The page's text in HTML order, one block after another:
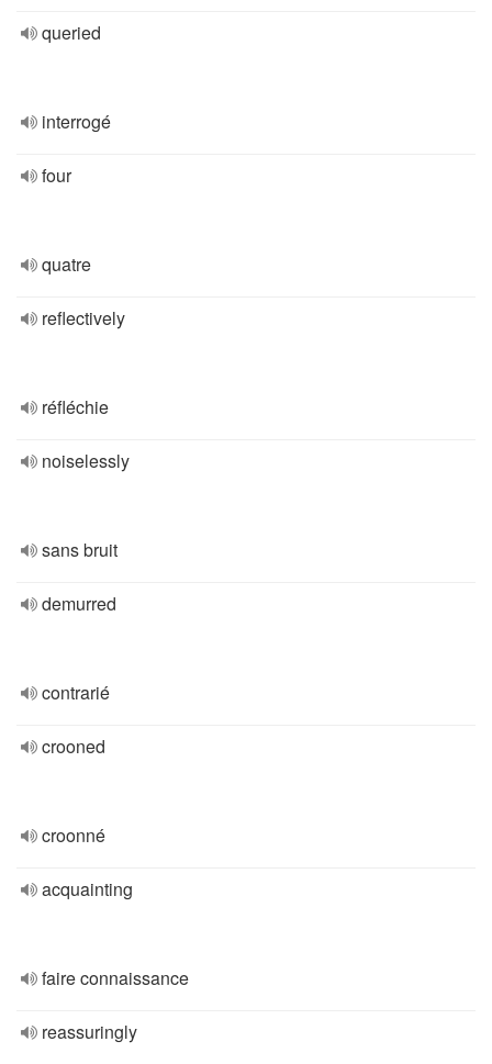
queried
interrogé
four
quatre
reflectively
réfléchie
noiselessly
sans bruit
demurred
contrarié
crooned
croonné
acquainting
faire connaissance
reassuringly